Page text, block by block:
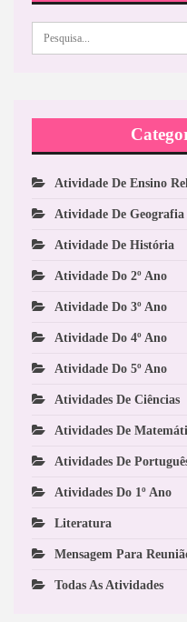
Atividade De Ensino
Atividade De Geografia
Atividade De História
Atividade Do 2º Ano
Atividade Do 3º Ano
Atividade Do 4º Ano
Atividade Do 5º Ano
Atividades De Ciências
Atividades De
Atividades De
Atividades Do 1º Ano
Literatura
Mensagem Para
Todas As Atividades